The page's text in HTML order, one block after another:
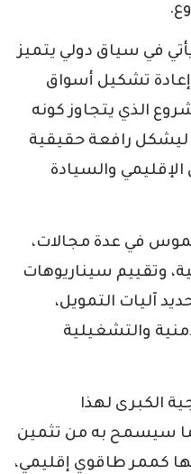
في سياق دولي يتميز
تشكيل أسواق
الذي يتجاوز كونه
ليشكل رافعة حقيقية
والسيادة
في عدة مجالات،
وتقييم سيناريوهات
آليات التمويل،
والتشغيلية
الكبرى لهذا
سيسمح به من تثمين
كممر طاقوي إقليمي،